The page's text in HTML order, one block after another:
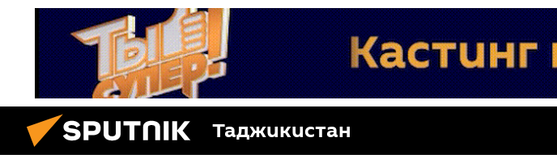
Таджикистан